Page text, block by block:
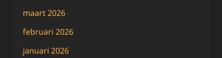
maart 2026
februari 2026
januari 2026